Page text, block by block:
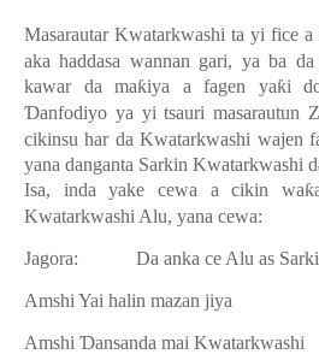
Masarautar Kwatarkwashi ta yi fice a
aka haddasa wannan gari, ya ba
kawar da maƙiya a fagen yaƙi
Ɗanfodiyo ya yi tsauri masarautun
cikinsu har da Kwatarkwashi wajen
yana danganta Sarkin Kwatarkwashi
Isa, inda yake cewa a cikin waƙ
Kwatarkwashi Alu, yana cewa:
Jagora: Da anka ce Alu as
Amshi Yai halin mazan jiya
Amshi Ɗansanda mai Kwatarkwashi